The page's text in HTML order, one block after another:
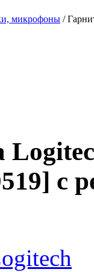
микрофоны /
с